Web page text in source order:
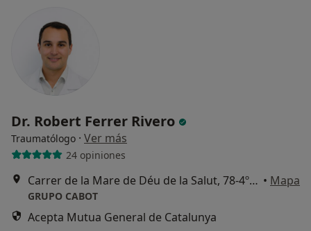
Dr. Robert Ferrer Rivero
Traumatólogo · Ver más
24 opiniones
Carrer de la Mare de Déu de la Salut, 78-4ºB, Barcelona • Mapa
GRUPO CABOT
Acepta Mutua General de Catalunya